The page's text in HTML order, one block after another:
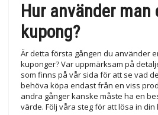
Hur använder man
kupong?
Är detta första gången du använder
kuponger? Var uppmärksam på
som finns på vår sida för att se vad
behöva köpa endast från en viss
andra gånger kanske måste ha en
värde. Följ våra steg för att lösa in